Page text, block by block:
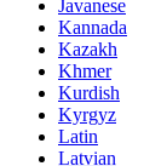
Javanese
Kannada
Kazakh
Khmer
Kurdish
Kyrgyz
Latin
Latvian